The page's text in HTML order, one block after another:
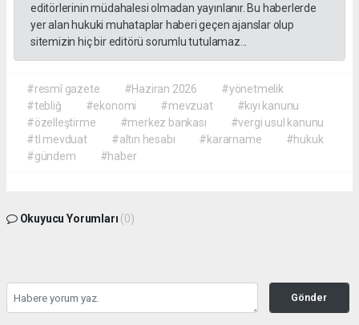
editörlerinin müdahalesi olmadan yayınlanır. Bu haberlerde
yer alan hukuki muhataplar haberi geçen ajanslar olup
sitemizin hiç bir editörü sorumlu tutulamaz...
#resmî gazete #Haziran 2026
#yönetmelik
#tebliğ
#ekonomi #mevzuat
#kıyı kanunu
#özelleştirme
#merkez bankası
#vergi usul kanunu
#tl mevduat
#altın hesabı #kararname
#hukuk
#gündem
#haber
Okuyucu Yorumları (0)
Gönder